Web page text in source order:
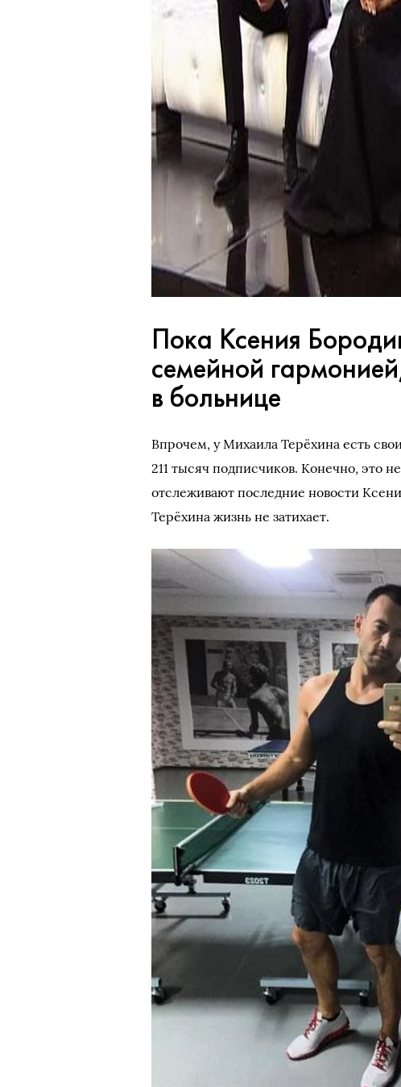
Пока Ксения
семейной
в больнице
Впрочем, у Михаила Терёхина есть
211 тысяч подписчиков. Конечно, это
отслеживают последние новости
Терёхина жизнь не затихает.